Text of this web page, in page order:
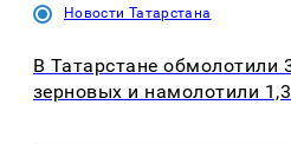
Новости Татарстана
В Татарстане обмолотили
зерновых и намолотили